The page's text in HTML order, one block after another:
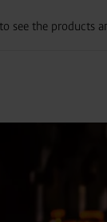
see the products